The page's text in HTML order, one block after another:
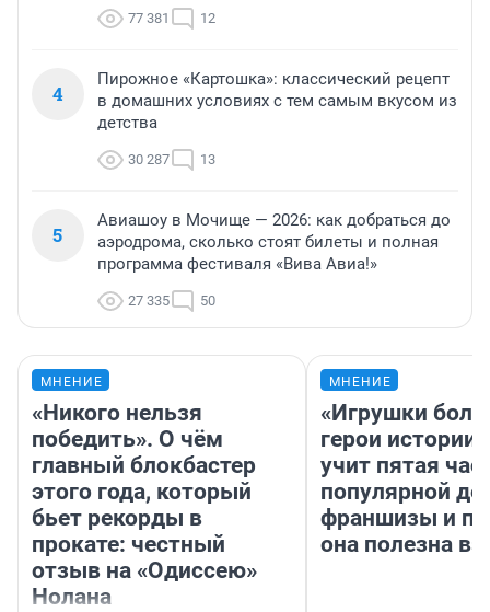
77 381 12
4
Пирожное «Картошка»: классический рецепт
в домашних условиях с тем самым вкусом из
детства
30 287 13
5
Авиашоу в Мочище — 2026: как добраться до
аэродрома, сколько стоят билеты и полная
программа фестиваля «Вива Авиа!»
27 335 50
МНЕНИЕ
«Никого нельзя
победить». О чём
главный блокбастер
этого года, который
бьет рекорды в
прокате: честный
отзыв на «Одиссею»
Нолана
МНЕНИЕ
«Игрушки
герои
учит пятая
популярной
франшизы и
она полезна